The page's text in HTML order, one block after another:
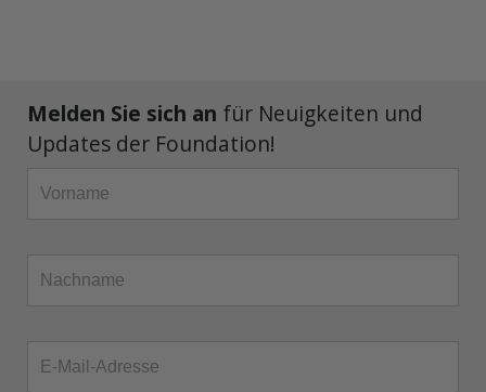
Melden Sie sich an für Neuigkeiten und
Updates der Foundation!